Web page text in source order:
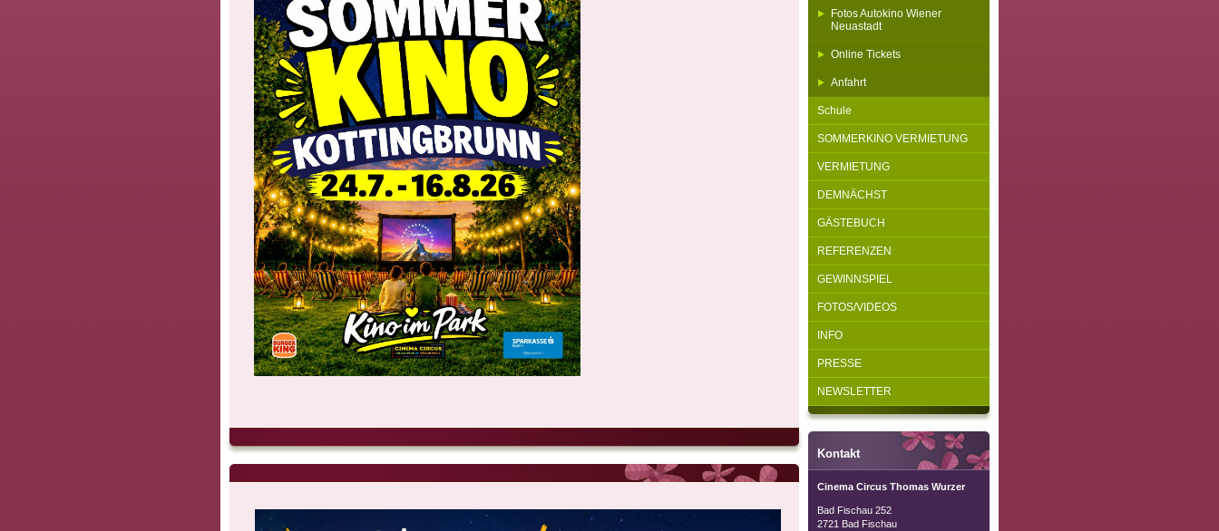
Fotos Autokino Wiener
Neuastadt
Online Tickets
Anfahrt
Schule
SOMMERKINO VERMIETUNG
VERMIETUNG
DEMNÄCHST
GÄSTEBUCH
REFERENZEN
GEWINNSPIEL
FOTOS/VIDEOS
INFO
PRESSE
NEWSLETTER
Kontakt
Cinema Circus Thomas Wurzer
Bad Fischau 252
2721 Bad Fischau